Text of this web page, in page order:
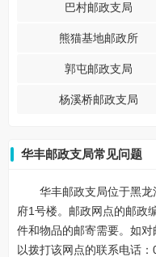
巴村邮政支局
熊猫基地邮政所
郭屯邮政支局
杨溪桥邮政支局
华丰邮政支局常见问题
华丰邮政支局位于黑
府1号楼。邮政网点的邮政
件和物品的邮寄需要。如
以拨打该网点的联系电话：